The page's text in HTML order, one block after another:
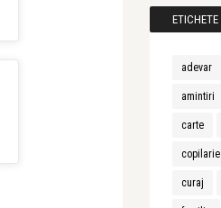
ETICHETE
adevar
amintiri
carte
copilarie
curaj